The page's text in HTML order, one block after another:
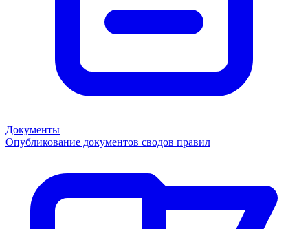
Документы
Опубликование документов сводов правил